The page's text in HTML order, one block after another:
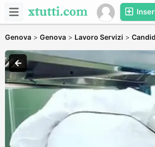
Genova > Genova > Lavoro Servizi >